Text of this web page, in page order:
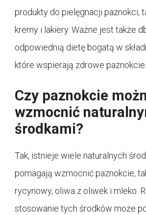
produkty do pielęgnacji paznokci,
kremy i lakiery. Ważne jest także
odpowiednią dietę bogatą w
które wspierają zdrowe paznokcie.
Czy paznokcie
wzmocnić
środkami?
Tak, istnieje wiele naturalnych
pomagają wzmocnić paznokcie,
rycynowy, oliwa z oliwek i mleko.
stosowanie tych środków może